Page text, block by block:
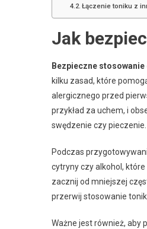
Łączenie toniku z
Jak
Bezpieczne
kilku zasad, które
alergicznego przed
przykład za uchem, i
swędzenie czy pieczenie.
Podczas
cytryny czy alkohol,
zacznij od mniejszej
przerwij stosowanie
Ważne jest również, aby